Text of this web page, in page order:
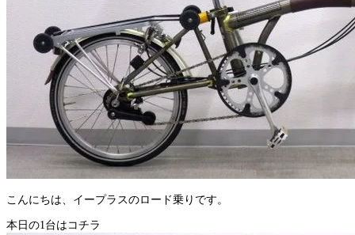
こんにちは、イープラスのロード乗りです。
本日の1台はコチラ